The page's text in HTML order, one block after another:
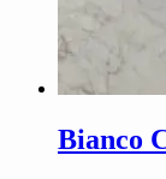
Bianco